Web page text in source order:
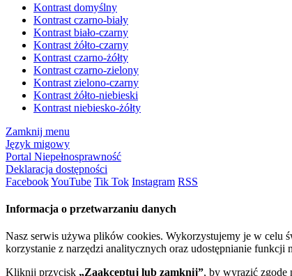
Kontrast domyślny
Kontrast czarno-biały
Kontrast biało-czarny
Kontrast żółto-czarny
Kontrast czarno-żółty
Kontrast czarno-zielony
Kontrast zielono-czarny
Kontrast żółto-niebieski
Kontrast niebiesko-żółty
Zamknij menu
Język migowy
Portal Niepełnosprawność
Deklaracja dostępności
FacebookYouTube Tik Tok Instagram RSS
Informacja o przetwarzaniu danych
Nasz serwis używa plików cookies. Wykorzystujemy je w celu
korzystanie z narzędzi analitycznych oraz udostępnianie funkcji
Kliknij przycisk „Zaakceptuj lub zamknij”, by wyrazić zgodę